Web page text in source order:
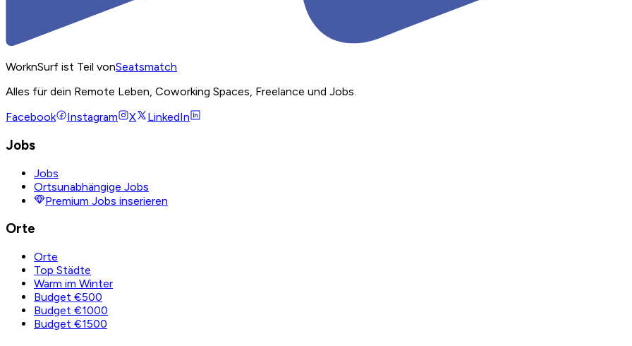
WorknSurf ist Teil vonSeatsmatch
Alles für dein Remote Leben, Coworking Spaces, Freelance und Jobs.
Facebook
Instagram X LinkedIn
Jobs
Jobs
Ortsunabhängige Jobs
Premium Jobs inserieren
Orte
Orte
Top Städte
Warm im Winter
Budget €500
Budget €1000
Budget €1500